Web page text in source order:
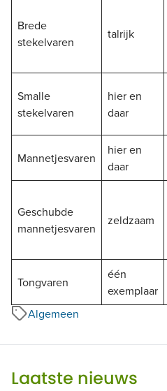
Brede
stekelvaren
talrijk
Smalle
stekelvaren
hier en
daar
Mannetjesvaren
hier en
daar
Geschubde
mannetjesvaren
zeldzaam
Tongvaren
één
exemplaar
Algemeen
Laatste nieuws